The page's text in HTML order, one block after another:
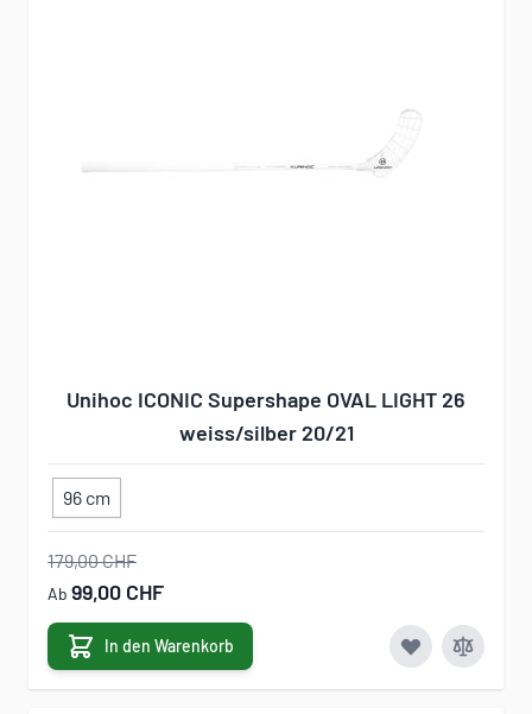
Unihoc ICONIC Supershape OVAL LIGHT 26
weiss/silber 20/21
96 cm
179,00 CHF
Ab 99,00 CHF
In den Warenkorb